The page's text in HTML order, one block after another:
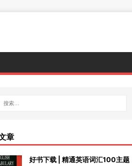
章
好书下载 | 精通英语词汇100主题